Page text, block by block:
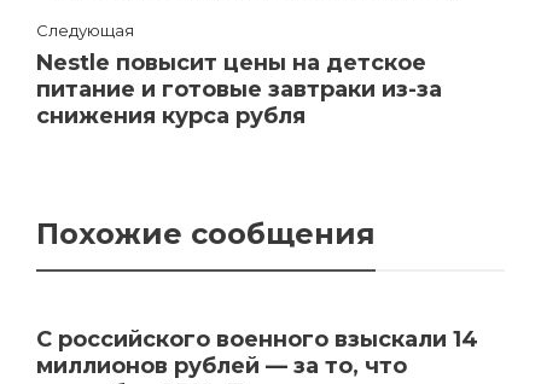
Следующая
Nestle повысит цены на детское
питание и готовые завтраки из-за
снижения курса рубля
Похожие сообщения
С российского военного взыскали 14
миллионов рублей — за то, что